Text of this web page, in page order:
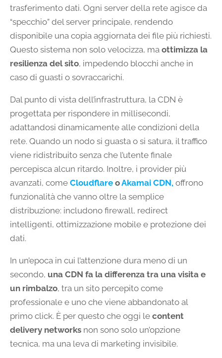
trasferimento dati. Ogni server della rete agisce da
“specchio” del server principale, rendendo
disponibile una copia aggiornata dei file più richiesti.
Questo sistema non solo velocizza, ma ottimizza la
resilienza del sito, impedendo blocchi anche in
caso di guasti o sovraccarichi.
Dal punto di vista dell’infrastruttura, la CDN è
progettata per rispondere in millisecondi,
adattandosi dinamicamente alle condizioni della
rete. Quando un nodo si guasta o si satura, il traffico
viene ridistribuito senza che l’utente finale
percepisca alcun ritardo. Inoltre, i provider più
avanzati, come Cloudflare oAkamai CDN, offrono
funzionalità che vanno oltre la semplice
distribuzione: includono firewall, redirect
intelligenti, ottimizzazione mobile e protezione dei
dati.
In un’epoca in cui l’attenzione dura meno di un
secondo, una CDN fa la differenza tra una visita e
un rimbalzo, tra un sito percepito come
professionale e uno che viene abbandonato al
primo click. È per questo che oggi le content
delivery networks non sono solo un’opzione
tecnica, ma una leva di marketing invisibile.